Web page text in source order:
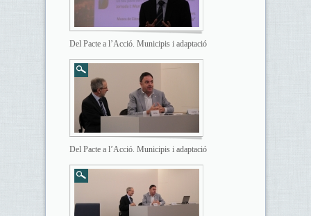
Del Pacte a l’Acció. Municipis i adaptació
Del Pacte a l’Acció. Municipis i adaptació